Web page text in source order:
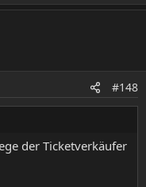
#148
der Ticketverkäufer